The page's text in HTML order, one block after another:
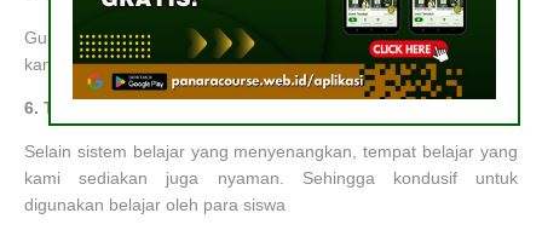
Guna memaksimalkan materi yang diterima oleh siswa, maka
kami menerapkan sistem belajar mengajar yang menyenangkan
6. Tempat Belajar yang Nyaman
Selain sistem belajar yang menyenangkan, tempat belajar yang
kami sediakan juga nyaman. Sehingga kondusif untuk
digunakan belajar oleh para siswa